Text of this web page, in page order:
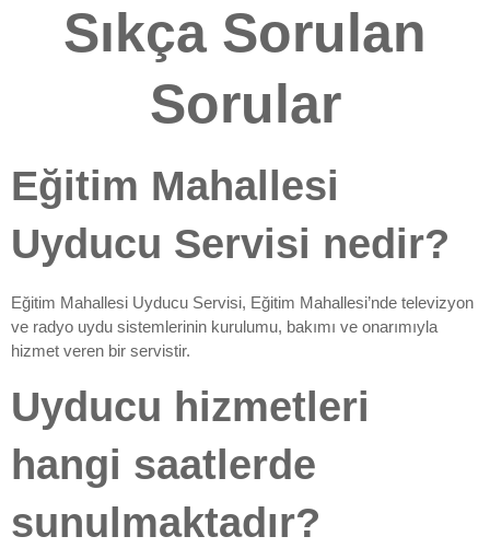
Sıkça Sorulan
Sorular
Eğitim Mahallesi
Uyducu Servisi nedir?
Eğitim Mahallesi Uyducu Servisi, Eğitim Mahallesi’nde televizyon
ve radyo uydu sistemlerinin kurulumu, bakımı ve onarımıyla
hizmet veren bir servistir.
Uyducu hizmetleri
hangi saatlerde
sunulmaktadır?